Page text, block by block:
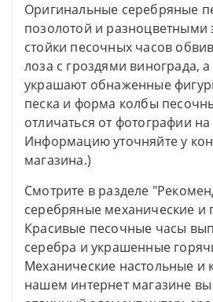
Оригинальные серебряные
позолотой и разноцветными
стойки песочных часов
лоза с гроздями винограда,
украшают обнаженные
песка и форма колбы
отличаться от фотографии на
Информацию уточняйте у
магазина.)
Смотрите в разделе
серебряные механические и
Красивые песочные часы
серебра и украшенные
Механические настольные
нашем интернет магазине